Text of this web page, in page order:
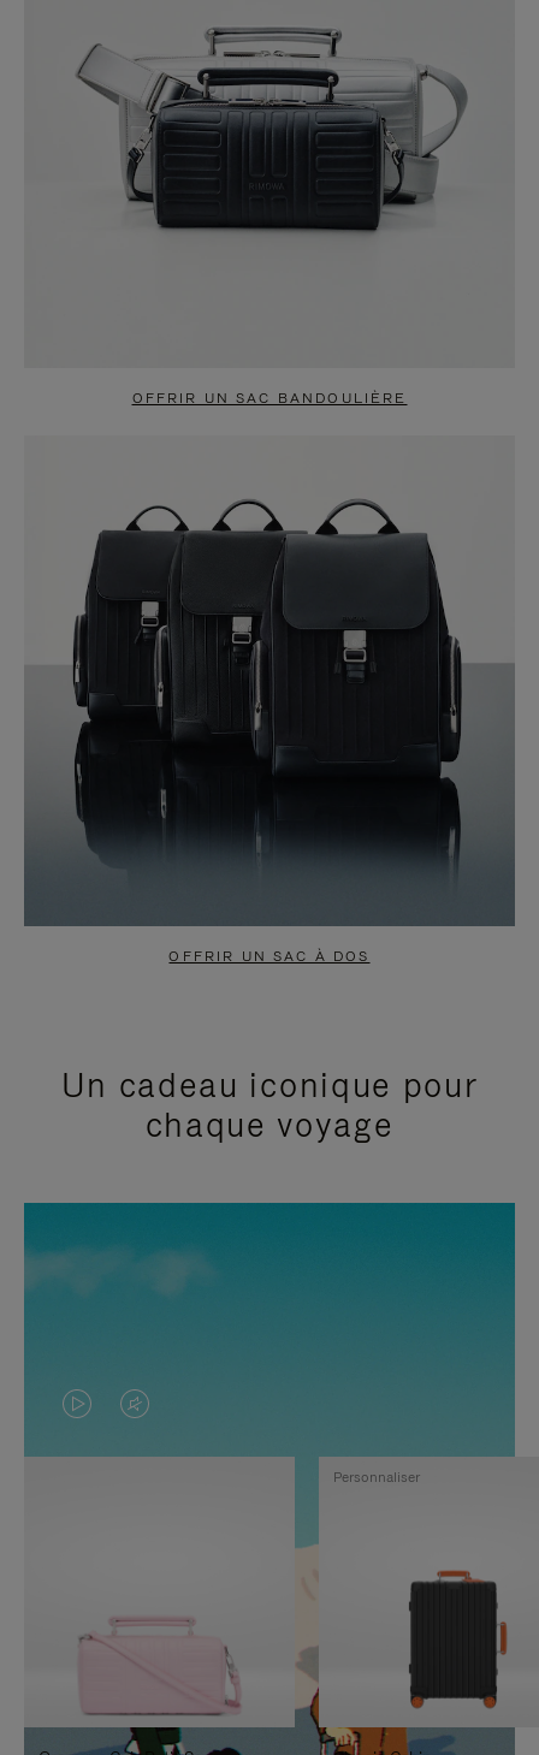
OFFRIR UN SAC BANDOULIÈRE
OFFRIR UN SAC À DOS
Un cadeau iconique pour
chaque voyage
LA
VIDÉO
PAUSE,
APPUYEZ
SUR
LE
SON
DÉSACTIVÉ.
VEUILLEZ
Personnaliser